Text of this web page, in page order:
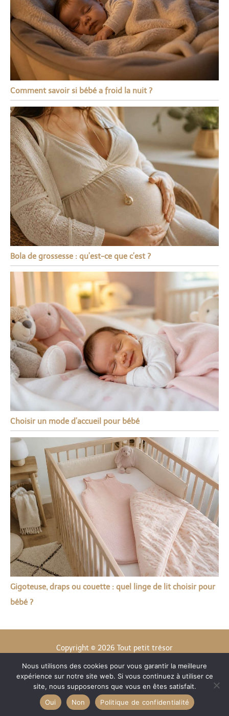
Comment savoir si bébé a froid la nuit ?
Bola de grossesse : qu’est-ce que c’est ?
Choisir un mode d’accueil pour bébé
Gigoteuse, draps ou couette : quel linge de lit choisir pour
bébé ?
Copyright © 2026 Tout petit trésor
Contact
Mentions légales
Politique de confidentialité
Nous utilisons des cookies pour vous garantir la meilleure
expérience sur notre site web. Si vous continuez à utiliser ce
site, nous supposerons que vous en êtes satisfait.
Oui
Non Politique de confidentialité